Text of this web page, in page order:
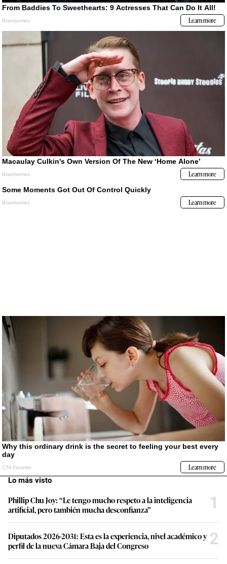
Lo más visto
Phillip Chu Joy: “Le tengo mucho respeto a la inteligencia
artificial, pero también mucha desconfianza”
1
Diputados 2026-2031: Esta es la experiencia, nivel académico y
perfil de la nueva Cámara Baja del Congreso
2